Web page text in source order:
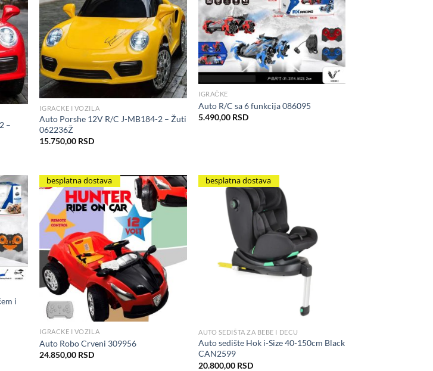
–
Add to Wishlist
IGRACKE I VOZILA
Auto Porshe 12V R/C J-MB184-2 – Žuti
062236Ž
15.750,00 RSD
Add to Wishlist
IGRAČKE
Auto R/C sa 6 funkcija 086095
5.490,00 RSD
i
besplatna dostava
Add to Wishlist
IGRACKE I VOZILA
Auto Robo Crveni 309956
24.850,00 RSD
besplatna dostava
Add to Wishlist
AUTO SEDIŠTA ZA BEBE I DECU
Auto sedište Hok i-Size 40-150cm Black
CAN2599
20.800,00 RSD